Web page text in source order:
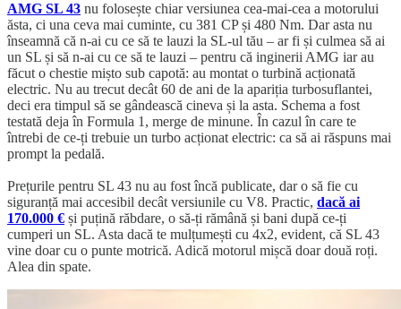
AMG SL 43 nu folosește chiar versiunea cea-mai-cea a motorului
ăsta, ci una ceva mai cuminte, cu 381 CP și 480 Nm. Dar asta nu
înseamnă că n-ai cu ce să te lauzi la SL-ul tău – ar fi și culmea să ai
un SL și să n-ai cu ce să te lauzi – pentru că inginerii AMG iar au
făcut o chestie mișto sub capotă: au montat o turbină acționată
electric. Nu au trecut decât 60 de ani de la apariția turbosuflantei,
deci era timpul să se gândească cineva și la asta. Schema a fost
testată deja în Formula 1, merge de minune. În cazul în care te
întrebi de ce-ți trebuie un turbo acționat electric: ca să ai răspuns mai
prompt la pedală.
Prețurile pentru SL 43 nu au fost încă publicate, dar o să fie cu
siguranță mai accesibil decât versiunile cu V8. Practic, dacă ai
170.000 € și puțină răbdare, o să-ți rămână și bani după ce-ți
cumperi un SL. Asta dacă te mulțumești cu 4x2, evident, că SL 43
vine doar cu o punte motrică. Adică motorul mișcă doar două roți.
Alea din spate.